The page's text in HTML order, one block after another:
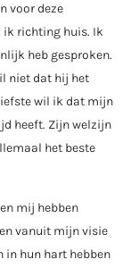
voor deze
ik richting huis. Ik
heb gesproken.
niet dat hij het
wil ik dat mijn
heeft. Zijn welzijn
het beste
mij hebben
vanuit mijn visie
in hun hart hebben